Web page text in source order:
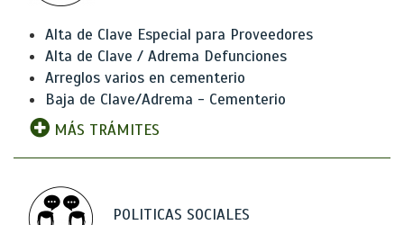
Alta de Clave Especial para Proveedores
Alta de Clave / Adrema Defunciones
Arreglos varios en cementerio
Baja de Clave/Adrema - Cementerio
MÁS TRÁMITES
POLITICAS SOCIALES